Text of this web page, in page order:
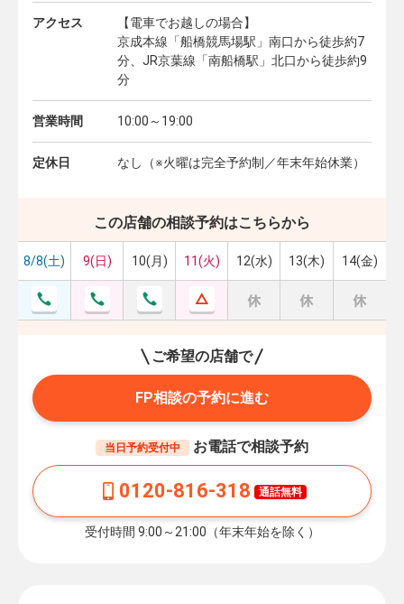
アクセス
【電車でお越しの場合】
京成本線「船橋競馬場駅」南口から徒歩約7
分、JR京葉線「南船橋駅」北口から徒歩約9
分
営業時間 10:00～19:00
定休日 なし（※火曜は完全予約制／年末年始休業）
この店舗の相談予約はこちらから
8/8(土) 9(日) 10(月) 11(火) 12(水) 13(木) 14(金)
ご希望の店舗で
FP相談の予約に進む
当日予約受付中 お電話で相談予約
0120-816-318 通話無料
受付時間 9:00～21:00（年末年始を除く）